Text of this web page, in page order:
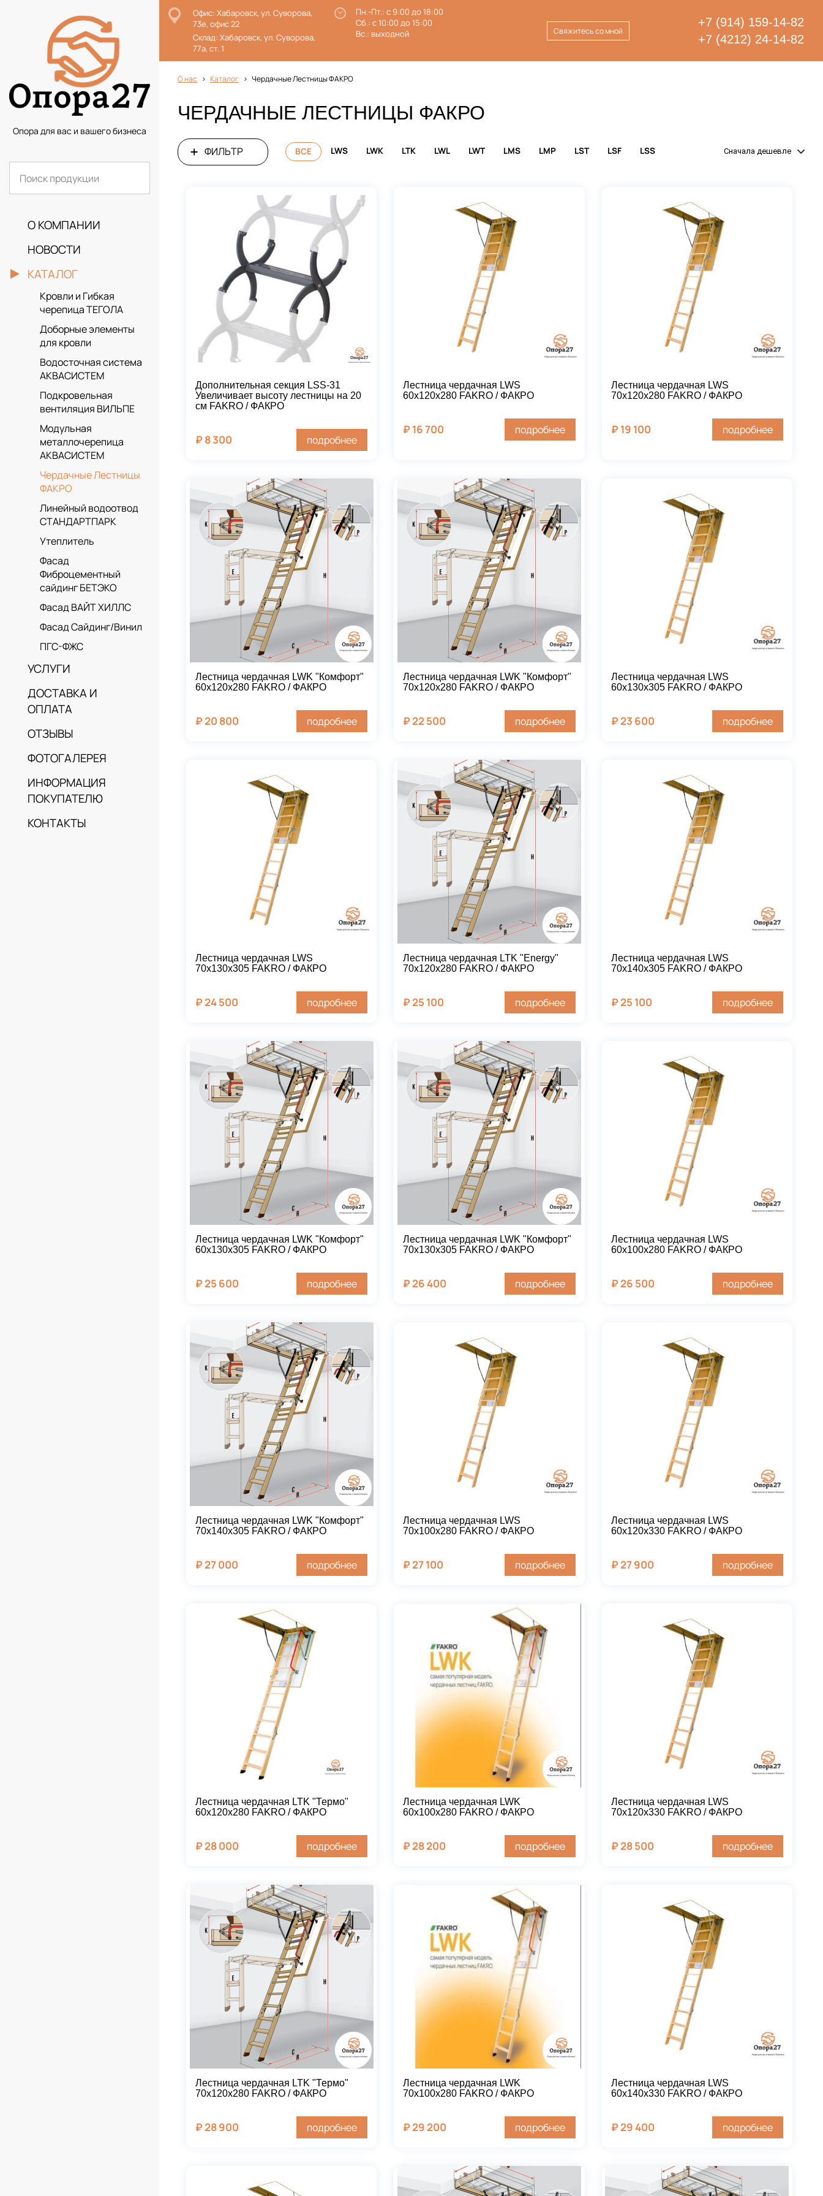
Опора для вас и вашего бизнеса
О КОМПАНИИ
НОВОСТИ
КАТАЛОГ
Кровли и Гибкая
черепица ТЕГОЛА
Доборные элементы
для кровли
Водосточная система
АКВАСИСТЕМ
Подкровельная
вентиляция ВИЛЬПЕ
Модульная
металлочерепица
АКВАСИСТЕМ
Чердачные Лестницы
ФАКРО
Линейный водоотвод
СТАНДАРТПАРК
Утеплитель
Фасад
Фиброцементный
сайдинг БЕТЭКО
Фасад ВАЙТ ХИЛЛС
Фасад Сайдинг/Винил
ПГС-ФЖС
УСЛУГИ
ДОСТАВКА И
ОПЛАТА
ОТЗЫВЫ
ФОТОГАЛЕРЕЯ
ИНФОРМАЦИЯ
ПОКУПАТЕЛЮ
КОНТАКТЫ
Офис: Хабаровск, ул. Суворова,
73е, офис 22
Склад: Хабаровск, ул. Суворова,
77а, ст. 1
Пн.-Пт.: с 9:00 до 18:00
Сб.: с 10:00 до 15:00
Вс.: выходной
+7 (914) 159-14-82
+7 (4212) 24-14-82
Свяжитесь со мной
О нас Каталог Чердачные Лестницы ФАКРО
ЧЕРДАЧНЫЕ ЛЕСТНИЦЫ ФАКРО
ВСЕ LWS LWK LTK LWL LWT LMS LMP LST LSF LSS
ФИЛЬТР Сначала дешевле
Дополнительная секция LSS-31
Увеличивает высоту лестницы на 20
см FAKRO / ФАКРО
₽ 8 300 подробнее
Лестница чердачная LWS
60х120х280 FAKRO / ФАКРО
₽ 16 700 подробнее
Лестница чердачная LWS
70х120х280 FAKRO / ФАКРО
₽ 19 100 подробнее
Лестница чердачная LWK "Комфорт"
60х120х280 FAKRO / ФАКРО
₽20 800 подробнее
Лестница чердачная LWK "Комфорт"
70х120х280 FAKRO / ФАКРО
₽22 500 подробнее
Лестница чердачная LWS
60х130х305 FAKRO / ФАКРО
₽23 600 подробнее
Лестница чердачная LWS
70х130х305 FAKRO / ФАКРО
₽24 500 подробнее
Лестница чердачная LTK "Energy"
70х120х280 FAKRO / ФАКРО
₽25 100 подробнее
Лестница чердачная LWS
70х140х305 FAKRO / ФАКРО
₽25 100 подробнее
Лестница чердачная LWK "Комфорт"
60х130х305 FAKRO / ФАКРО
₽25 600 подробнее
Лестница чердачная LWK "Комфорт"
70х130х305 FAKRO / ФАКРО
₽26 400 подробнее
Лестница чердачная LWS
60х100х280 FAKRO / ФАКРО
₽26 500 подробнее
Лестница чердачная LWK "Комфорт"
70х140х305 FAKRO / ФАКРО
₽27 000 подробнее
Лестница чердачная LWS
70х100х280 FAKRO / ФАКРО
₽27 100 подробнее
Лестница чердачная LWS
60х120х330 FAKRO / ФАКРО
₽27 900 подробнее
Лестница чердачная LTK "Термо"
60х120х280 FAKRO / ФАКРО
₽28 000 подробнее
Лестница чердачная LWK
60х100х280 FAKRO / ФАКРО
₽28 200 подробнее
Лестница чердачная LWS
70х120х330 FAKRO / ФАКРО
₽28 500 подробнее
Лестница чердачная LTK "Термо"
70х120х280 FAKRO / ФАКРО
₽28 900 подробнее
Лестница чердачная LWK
70х100х280 FAKRO / ФАКРО
₽29 200 подробнее
Лестница чердачная LWS
60х140х330 FAKRO / ФАКРО
₽29 400 подробнее